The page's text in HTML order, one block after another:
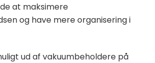
at maksimere
og have mere organisering i
ud af vakuumbeholdere på